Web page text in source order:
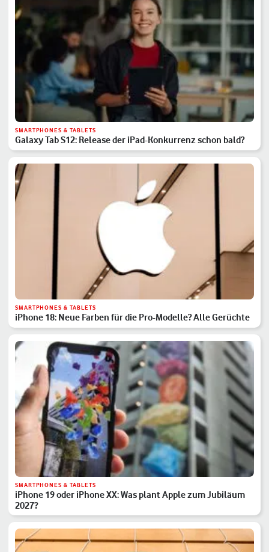
SMARTPHONES & TABLETS
Galaxy Tab S12: Release der iPad-Konkurrenz schon bald?
SMARTPHONES & TABLETS
iPhone 18: Neue Farben für die Pro-Modelle? Alle Gerüchte
SMARTPHONES & TABLETS
iPhone 19 oder iPhone XX: Was plant Apple zum Jubiläum
2027?